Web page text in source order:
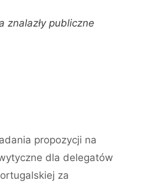
znalazły publiczne
propozycji na
dla delegatów
za